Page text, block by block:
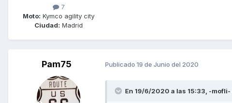
7
Moto: Kymco agility city
Ciudad: Madrid
Pam75 Publicado 19 de Junio del 2020
En 19/6/2020 a las 15:33, -mofli-